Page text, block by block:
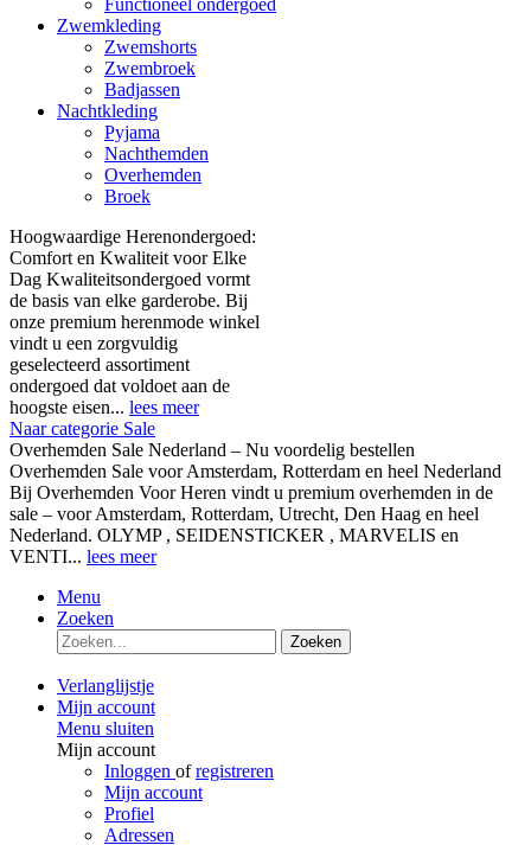
Functioneel ondergoed
Zwemkleding
Zwemshorts
Zwembroek
Badjassen
Nachtkleding
Pyjama
Nachthemden
Overhemden
Broek
Hoogwaardige Herenondergoed:
Comfort en Kwaliteit voor Elke
Dag Kwaliteitsondergoed vormt
de basis van elke garderobe. Bij
onze premium herenmode winkel
vindt u een zorgvuldig
geselecteerd assortiment
ondergoed dat voldoet aan de
hoogste eisen... lees meer
Naar categorie Sale
Overhemden Sale Nederland – Nu voordelig bestellen
Overhemden Sale voor Amsterdam, Rotterdam en heel Nederland
Bij Overhemden Voor Heren vindt u premium overhemden in de
sale – voor Amsterdam, Rotterdam, Utrecht, Den Haag en heel
Nederland. OLYMP , SEIDENSTICKER , MARVELIS en
VENTI... lees meer
Menu
Zoeken
Zoeken
Verlanglijstje
Mijn account
Menu sluiten
Mijn account
Inloggen ofregistreren
Mijn account
Profiel
Adressen